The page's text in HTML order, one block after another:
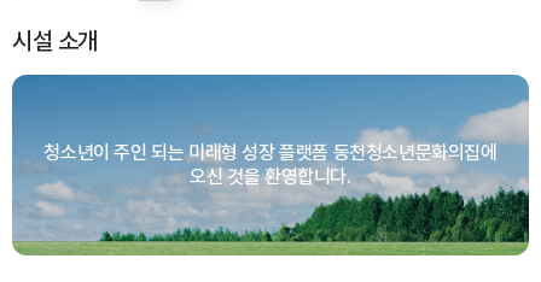
시설 소개
청소년이 주인 되는 미래형 성장 플랫폼 동천청소년문화의집에
오신 것을 환영합니다.